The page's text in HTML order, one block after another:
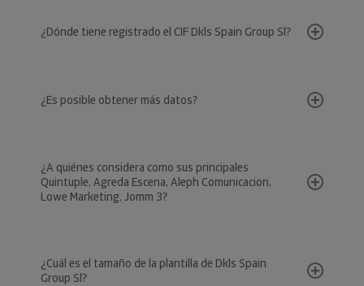
¿Dónde tiene registrado el CIF Dkls Spain Group Sl?
¿Es posible obtener más datos?
¿A quiénes considera como sus principales
Quintuple, Agreda Escena, Aleph Comunicacion,
Lowe Marketing, Jomm 3?
¿Cuál es el tamaño de la plantilla de Dkls Spain
Group Sl?